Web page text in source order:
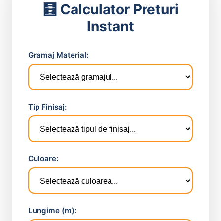
🧮 Calculator Preturi
Instant
Gramaj Material:
Tip Finisaj:
Culoare:
Lungime (m):